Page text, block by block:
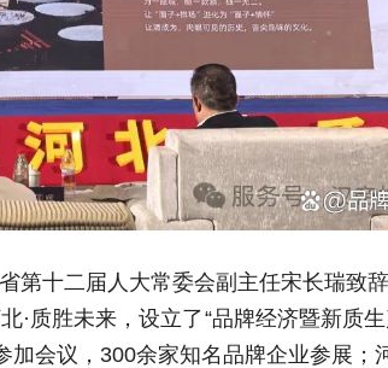
第十二届人大常委会副主任宋长瑞致
·质胜未来，设立了“品牌经济暨新质
会议，300余家知名品牌企业参展